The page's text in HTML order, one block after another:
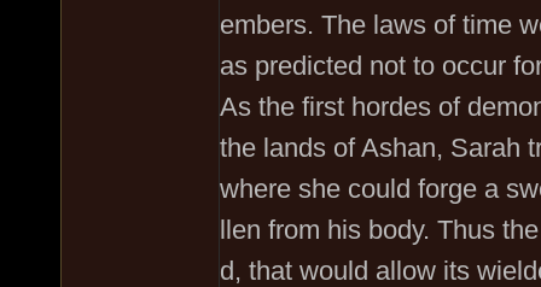
embers. The laws of time
as predicted not to occur
As the first hordes of
the lands of Ashan, Sarah
where she could forge a
llen from his body. Thus
d, that would allow its